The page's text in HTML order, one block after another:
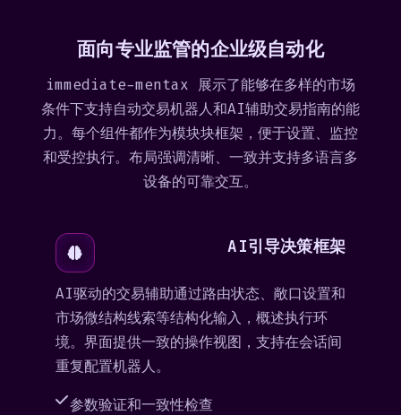
1
面向专业监管的企业级自动化
immediate-mentax 展示了能够在多样的市场
条件下支持自动交易机器人和AI辅助交易指南的能
力。每个组件都作为模块块框架，便于设置、监控
和受控执行。布局强调清晰、一致并支持多语言多
设备的可靠交互。
AI引导决策框架
AI驱动的交易辅助通过路由状态、敞口设置和
市场微结构线索等结构化输入，概述执行环
境。界面提供一致的操作视图，支持在会话间
重复配置机器人。
参数验证和一致性检查